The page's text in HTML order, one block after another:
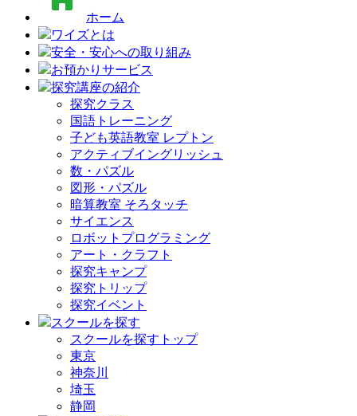
ホーム
ワイズとは
安全・安心への取り組み
お預かりサービス
探究講座の紹介
探究クラス
国語トレーニング
子ども英語教室 レプトン
アクティブイングリッシュ
数・パズル
図形・パズル
暗算教室 そろタッチ
サイエンス
ロボットプログラミング
アート・クラフト
探究キャンプ
探究トリップ
探究イベント
スクールを探す
スクールを探すトップ
東京
神奈川
埼玉
静岡